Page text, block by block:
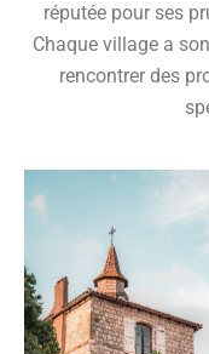
réputée pour ses
Chaque village a
rencontrer des